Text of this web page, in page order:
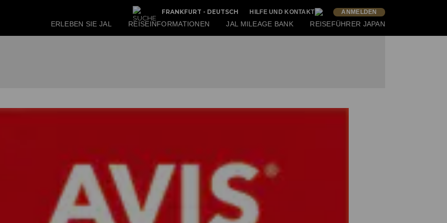
FRANKFURT - DEUTSCH HILFE UND KONTAKT ANMELDEN
ERLEBEN SIE JAL REISEINFORMATIONEN JAL MILEAGE BANK REISEFÜHRER JAPAN